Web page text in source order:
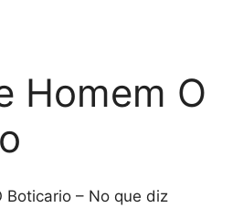
Homem O
Boticario – No que diz